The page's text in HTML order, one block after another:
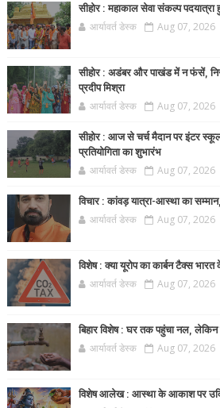
सीहोर : महाकाल सेवा संकल्प पदयात्रा
आर्यावर्त डेस्क Aug 07, 2026
सीहोर : अडंबर और पाखंड में न फंसें,
प्रदीप मिश्रा
आर्यावर्त डेस्क Aug 07, 2026
सीहोर : आज से चर्च मैदान पर इंटर
प्रतियोगिता का शुभारंभ
आर्यावर्त डेस्क Aug 07, 2026
विचार : कांवड़ यात्रा-आस्था का
आर्यावर्त डेस्क Aug 07, 2026
विशेष : क्या यूरोप का कार्बन टैक्स
आर्यावर्त डेस्क Aug 07, 2026
बिहार विशेष : घर तक पहुंचा नल, लेकिन
आर्यावर्त डेस्क Aug 07, 2026
विशेष आलेख : आस्था के आकाश पर